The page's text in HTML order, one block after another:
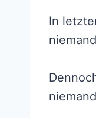
In